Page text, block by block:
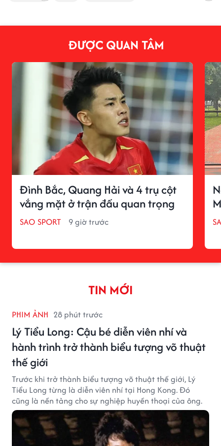
ĐƯỢC QUAN TÂM
Đình Bắc, Quang Hải và 4 trụ cột
vắng mặt ở trận đấu quan trọng
SAO SPORT 9 giờ trước
TIN MỚI
PHIM ẢNH 28 phút trước
Lý Tiểu Long: Cậu bé diễn viên nhí và
hành trình trở thành biểu tượng võ thuật
thế giới
Trước khi trở thành biểu tượng võ thuật thế giới, Lý
Tiểu Long từng là diễn viên nhí tại Hong Kong. Đó
cũng là nền tảng cho sự nghiệp huyền thoại của ông.